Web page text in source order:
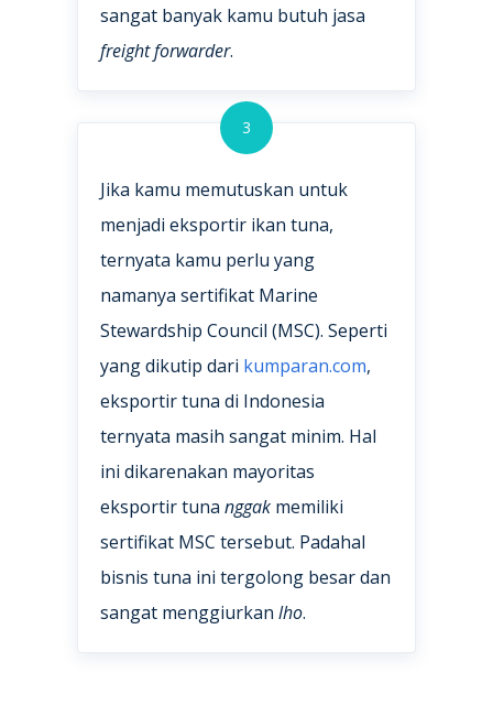
sangat banyak kamu butuh jasa
freight forwarder.
3
Jika kamu memutuskan untuk
menjadi eksportir ikan tuna,
ternyata kamu perlu yang
namanya sertifikat Marine
Stewardship Council (MSC). Seperti
yang dikutip dari kumparan.com,
eksportir tuna di Indonesia
ternyata masih sangat minim. Hal
ini dikarenakan mayoritas
eksportir tuna nggak memiliki
sertifikat MSC tersebut. Padahal
bisnis tuna ini tergolong besar dan
sangat menggiurkan lho.